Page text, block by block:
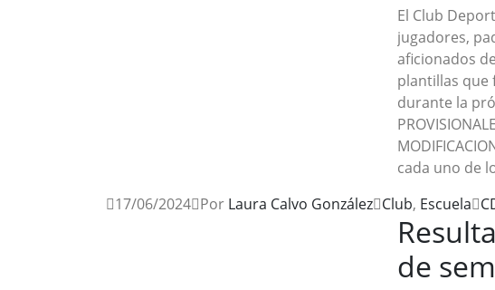
El Club
jugadores,
aficionados
plantillas que
durante la
cada uno de
17/06/2024 Por Laura Calvo González Club, Escuela
de